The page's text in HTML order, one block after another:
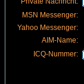
MSN Messenger:
Yahoo Messenger:
AIM-Name:
ICQ-Nummer: